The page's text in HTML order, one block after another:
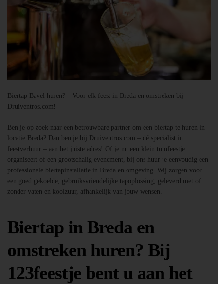
Biertap Bavel huren? – Voor elk feest in Breda en omstreken bij
Druiventros.com!
Ben je op zoek naar een betrouwbare partner om een biertap te huren in
locatie Breda? Dan ben je bij Druiventros.com – dé specialist in
feestverhuur – aan het juiste adres! Of je nu een klein tuinfeestje
organiseert of een grootschalig evenement, bij ons huur je eenvoudig een
professionele biertapinstallatie in Breda en omgeving. Wij zorgen voor
een goed gekoelde, gebruiksvriendelijke tapoplossing, geleverd met of
zonder vaten en koolzuur, afhankelijk van jouw wensen.
Biertap in Breda en
omstreken huren? Bij
123feestje bent u aan het